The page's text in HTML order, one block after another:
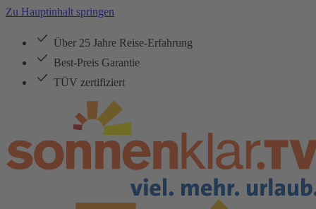
Zu Hauptinhalt springen
Über 25 Jahre Reise-Erfahrung
Best-Preis Garantie
TÜV zertifiziert